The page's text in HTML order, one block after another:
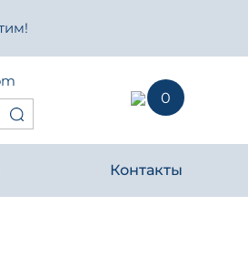
0
Контакты